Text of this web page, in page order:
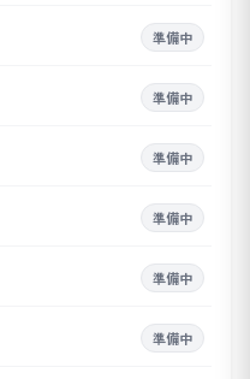
準備中
準備中
準備中
準備中
準備中
準備中